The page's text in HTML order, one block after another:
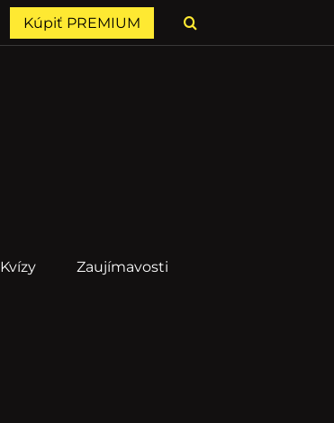
Kúpiť PREMIUM
Kvízy Zaujímavosti